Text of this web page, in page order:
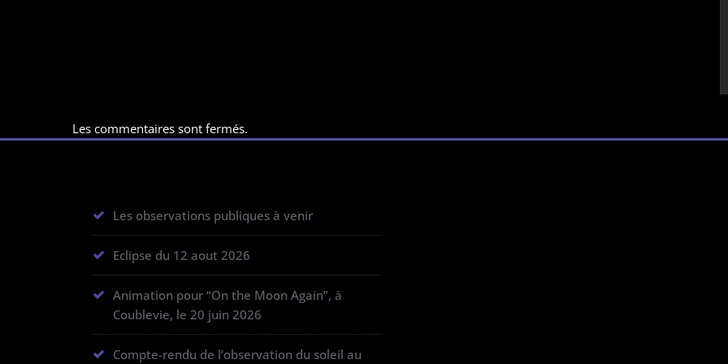
Les commentaires sont fermés.
Les observations publiques à venir
Eclipse du 12 aout 2026
Animation pour “On the Moon Again”, à
Coublevie, le 20 juin 2026
Compte-rendu de l’observation du soleil au